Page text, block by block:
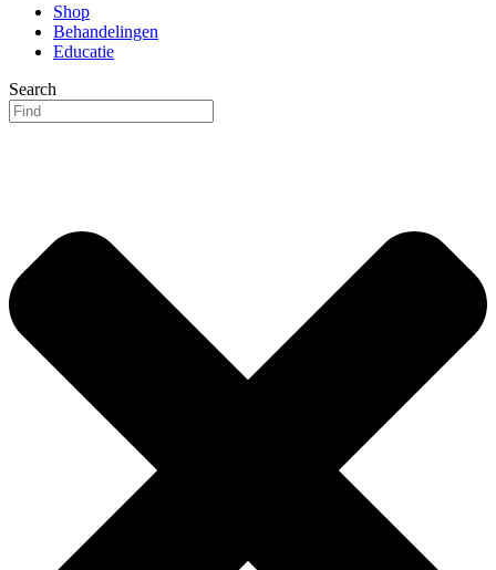
Shop
Behandelingen
Educatie
Search